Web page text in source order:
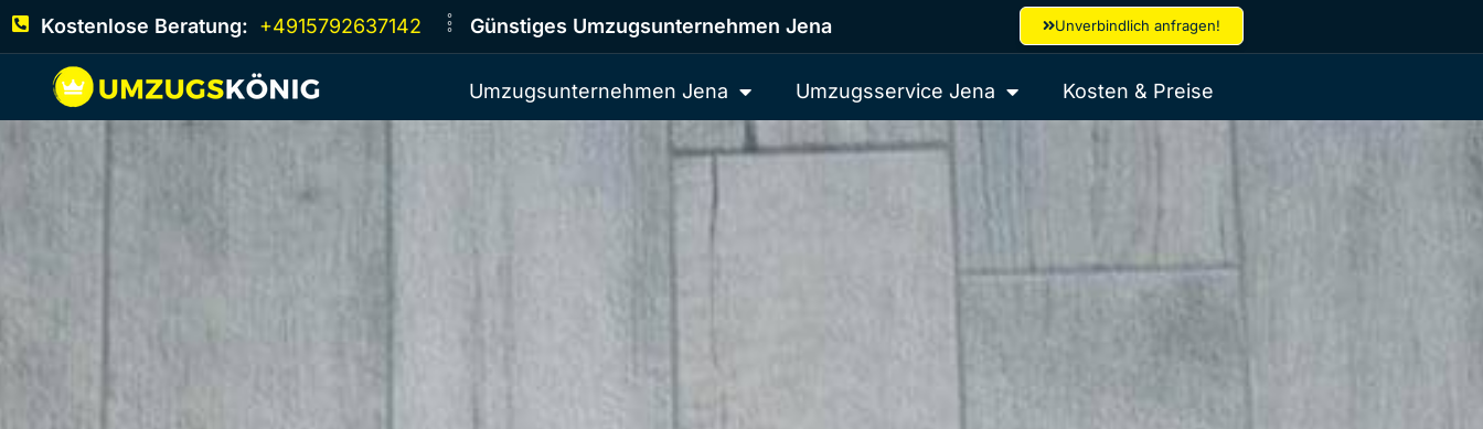
Kostenlose Beratung: +4915792637142 Günstiges Umzugsunternehmen Jena Unverbindlich anfragen!
Umzugsunternehmen Jena Umzugsservice Jena Kosten & Preise